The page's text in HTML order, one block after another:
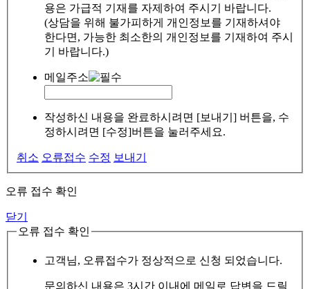
용은 가급적 기재를 자제하여 주시기 바랍니다.
(상담을 위해 불가피하게 개인정보를 기재하셔야
한다면, 가능한 최소한의 개인정보를 기재하여 주시
기 바랍니다.)
메일주소
작성하신 내용을 완료하시려면 [보내기] 버튼을, 수
정하시려면 [수정]버튼을 눌러주세요.
취소 오류접수 수정 보내기
오류 접수 확인
닫기
오류 접수 확인
고객님, 오류접수가 정상적으로 신청 되었습니다.
문의하신 내용은 3시간 이내에 메일로 답변을 드릴